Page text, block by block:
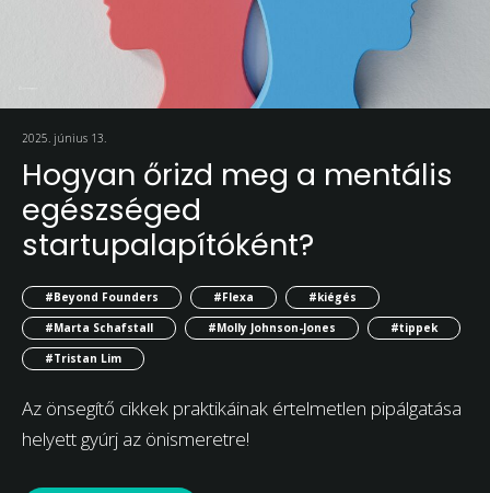
2025. június 13.
Hogyan őrizd meg a mentális
egészséged
startupalapítóként?
#Beyond Founders #Flexa
#kiégés
#Marta Schafstall
#Molly Johnson-Jones
#tippek
#Tristan Lim
Az önsegítő cikkek praktikáinak értelmetlen pipálgatása
helyett gyúrj az önismeretre!